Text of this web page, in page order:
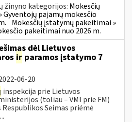
žinyno kategorijos: Mokesčių
pajamų mokesčio
Mokesčių įstatymų pakeitimai »
pakeitimai nuo 2026 m.
dėl Lietuvos
ir paramos įstatymo 7
06-20
inspekcija prie Lietuvos
(toliau – VMI prie FM)
Seimas priėmė